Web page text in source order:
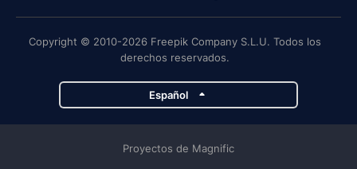
Copyright © 2010-2026 Freepik Company S.L.U. Todos los
derechos reservados.
Español
Proyectos de Magnific